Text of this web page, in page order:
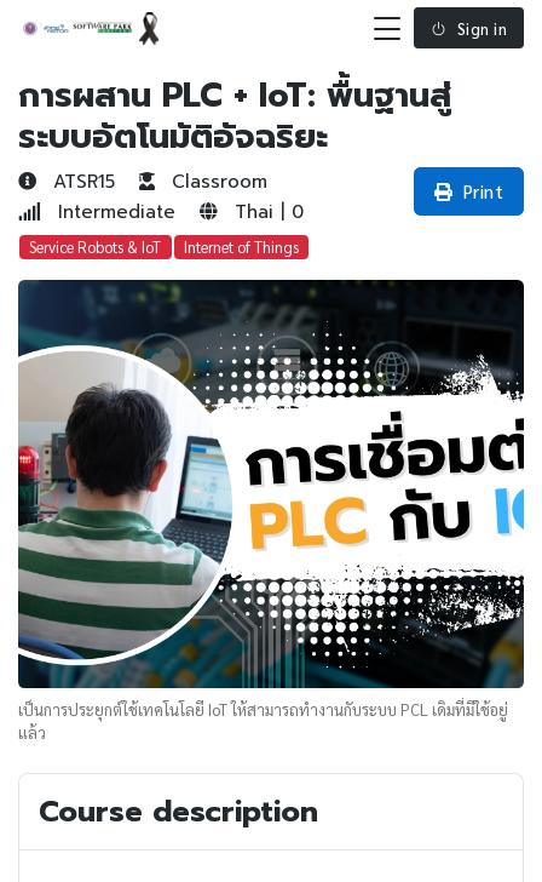
Sign in
การผสาน PLC + IoT: พื้นฐานสู่
ระบบอัตโนมัติอัจฉริยะ
ATSR15
Classroom
Intermediate
Thai | 0
Service Robots & IoT Internet of Things
Print
เป็นการประยุกต์ใช้เทคโนโลยี IoT ให้สามารถทำงานกับระบบ PCL เดิมที่มีใช้อยู่
แล้ว
Course description